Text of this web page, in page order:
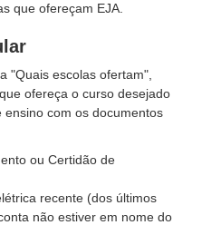
que ofereçam EJA.
"Quais escolas ofertam",
ofereça o curso desejado
ensino com os documentos
ou Certidão de
recente (dos últimos
não estiver em nome do